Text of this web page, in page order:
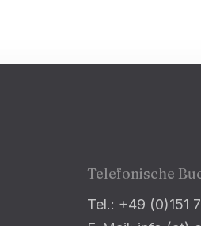
Telefonische
Tel.: +49 (0)151